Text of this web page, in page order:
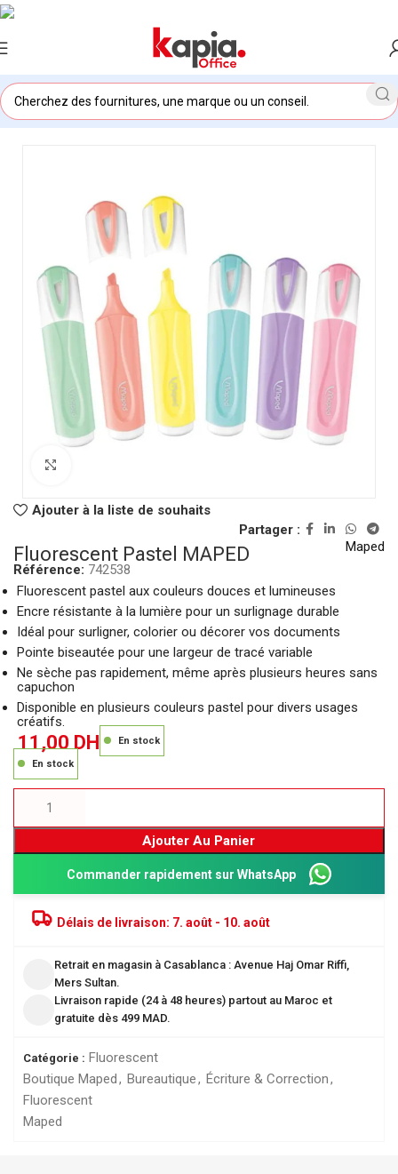
Accueil/KAPIA OFFICE MAROC/Fluorescent Pastel MAPED
Ajouter à la liste de souhaits
Partager :
Fluorescent Pastel MAPED
Référence: 742538
Maped
Fluorescent pastel aux couleurs douces et lumineuses
Encre résistante à la lumière pour un surlignage durable
Idéal pour surligner, colorier ou décorer vos documents
Pointe biseautée pour une largeur de tracé variable
Ne sèche pas rapidement, même après plusieurs heures sans
capuchon
Disponible en plusieurs couleurs pastel pour divers usages
créatifs.
11,00DH
En stock
En stock
Ajouter Au Panier
Commander rapidement sur WhatsApp
Délais de livraison: 7. août - 10. août
Retrait en magasin à Casablanca : Avenue Haj Omar Riffi,
Mers Sultan.
Livraison rapide (24 à 48 heures) partout au Maroc et
gratuite dès 499 MAD.
Catégorie : Fluorescent
Boutique Maped, Bureautique, Écriture & Correction,
Fluorescent
Maped